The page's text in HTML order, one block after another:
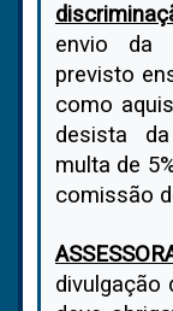
envio da
previsto
como
desista
multa de
comissão
divulgação